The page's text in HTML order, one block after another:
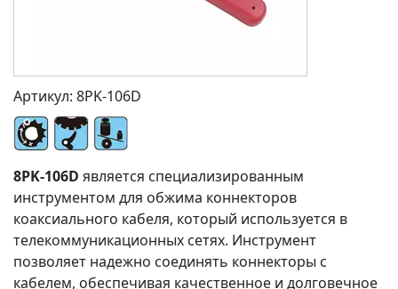
Артикул: 8PK-106D
8PK-106D является специализированным
инструментом для обжима коннекторов
коаксиального кабеля, который используется в
телекоммуникационных сетях. Инструмент
позволяет надежно соединять коннекторы с
кабелем, обеспечивая качественное и долговечное